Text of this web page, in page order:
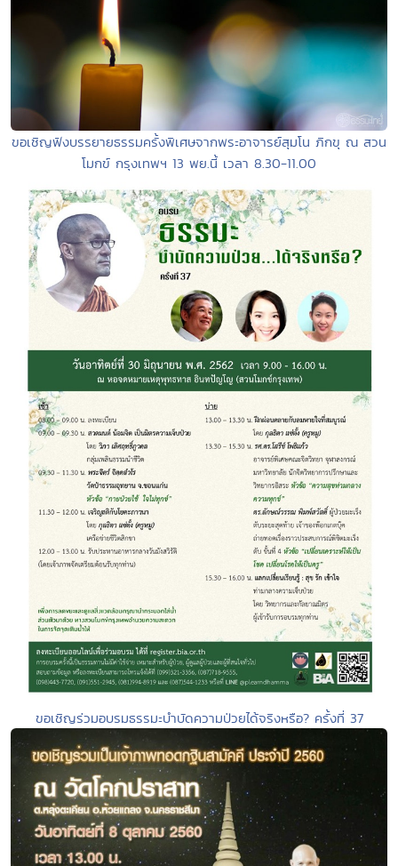
ขอเชิญฟังบรรยายธรรมครั้งพิเศษจากพระอาจารย์สุมโน ภิกขุ ณ สวน
โมกข์ กรุงเทพฯ 13 พย.นี้ เวลา 8.30-11.00
ขอเชิญร่วมอบรมธรรมะบำบัดความป่วยได้จริงหรือ? ครั้งที่ 37